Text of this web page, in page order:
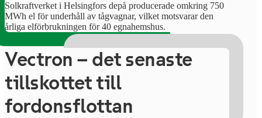
Solkraftverket i Helsingfors depå producerade omkring 750
MWh el för underhåll av tågvagnar, vilket motsvarar den
årliga elförbrukningen för 40 egnahemshus.
Vectron – det senaste
tillskottet till
fordonsflottan